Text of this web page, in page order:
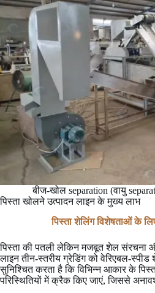
बीज-खोल separation (वायु
पिस्ता खोलने उत्पादन लाइन के मुख्य लाभ
पिस्ता शेलिंग विशेषताओं के
पिस्ता की पतली लेकिन मजबूत शेल संरचना
लाइन तीन-स्तरीय ग्रेडिंग को वेरिएबल-
सुनिश्चित करता है कि विभिन्न आकार के
परिस्थितियों में क्रैक किए जाएं, जिससे